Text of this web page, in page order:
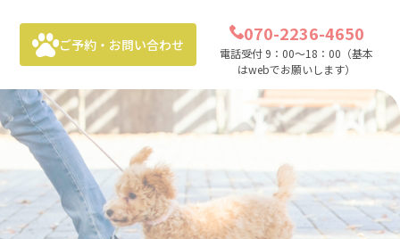
ご予約・お問い合わせ 070-2236-4650
電話受付 9：00～18：00（基本
はwebでお願いします）